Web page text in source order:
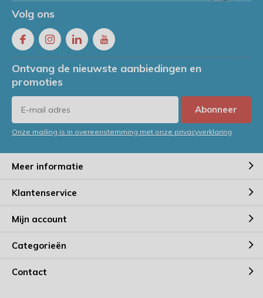
Volg ons
Ontvang de nieuwste aanbiedingen en
promoties
Abonneer
Onze mailing is in overeenstemming met onze privacyverklaring
Meer informatie
Klantenservice
Mijn account
Categorieën
Contact